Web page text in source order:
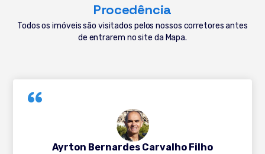
Procedência
Todos os imóveis são visitados pelos nossos corretores antes
de entrarem no site da Mapa.
Ayrton Bernardes Carvalho Filho